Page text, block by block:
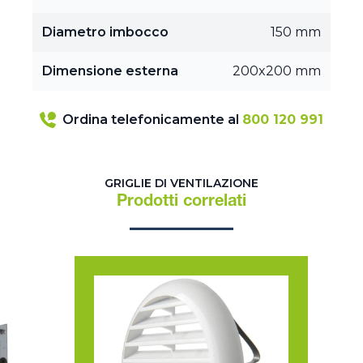
Diametro imbocco 150 mm
Dimensione esterna 200x200 mm
Ordina telefonicamente al 800 120 991
GRIGLIE DI VENTILAZIONE
Prodotti correlati